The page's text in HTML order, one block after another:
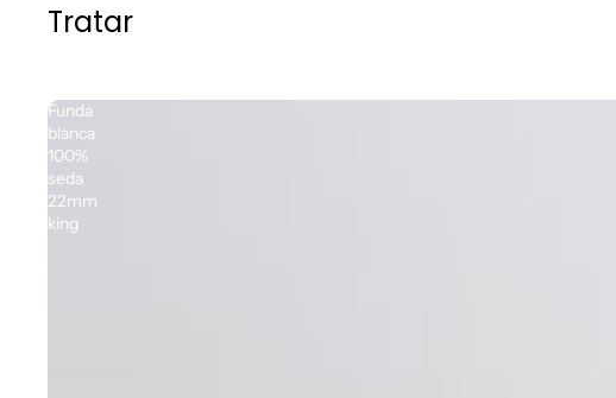
Tratar
Funda
blanca
100%
seda
22mm
king